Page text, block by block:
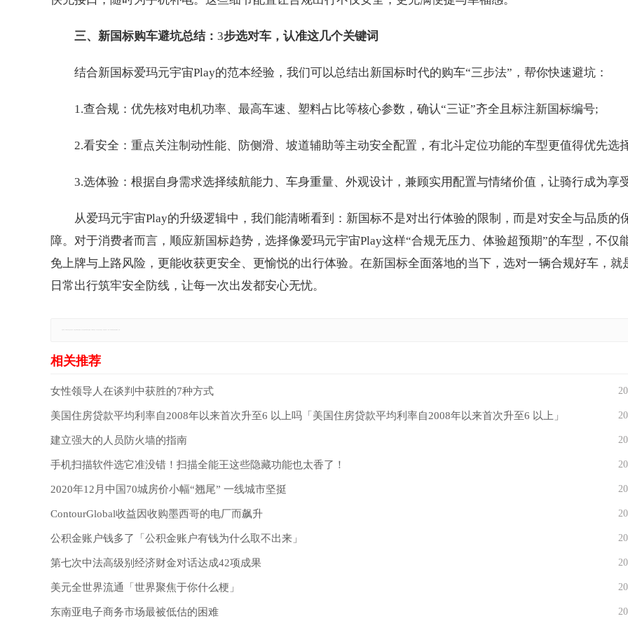
三、新国标购车避坑总结： 3步选对车，认准这几个关键词
结合新国标爱玛元宇宙Play的范本经验，我们可以总结出新国标时代的购车“三步法”，帮你快速避坑：
1.查合规：优先核对电机功率、最高车速、塑料占比等核心参数，确认“三证”齐全且标注新国标编号;
2.看安全：重点关注制动性能、防侧滑、坡道辅助等主动安全配置，有北斗定位功能的车型更值得优先选
3.选体验：根据自身需求选择续航能力、车身重量、外观设计，兼顾实用配置与情绪价值，让骑行成为享受
从爱玛元宇宙Play的升级逻辑中，我们能清晰看到：新国标不是对出行体验的限制，而是对安全与品质的
障。对于消费者而言，顺应新国标趋势，选择像爱玛元宇宙Play这样“合规无压力、体验超预期”的车型，不仅
免上牌与上路风险，更能收获更安全、更愉悦的出行体验。在新国标全面落地的当下，选对一辆合规好车，就
日常出行筑牢安全防线，让每一次出发都安心无忧。
女性领导人在谈判中获胜的7种方式
美国住房贷款平均利率自2008年以来首次升至6 以上吗「美国住房贷款平均利率自2008年以来首次升至6 以上」
建立强大的人员防火墙的指南
手机扫描软件选它准没错！扫描全能王这些隐藏功能也太香了！
2020年12月中国70城房价小幅“翘尾” 一线城市坚挺
ContourGlobal收益因收购墨西哥的电厂而飙升
公积金账户钱多了「公积金账户有钱为什么取不出来」
第七次中法高级别经济财金对话达成42项成果
美元全世界流通「世界聚焦于你什么梗」
东南亚电子商务市场最被低估的困难